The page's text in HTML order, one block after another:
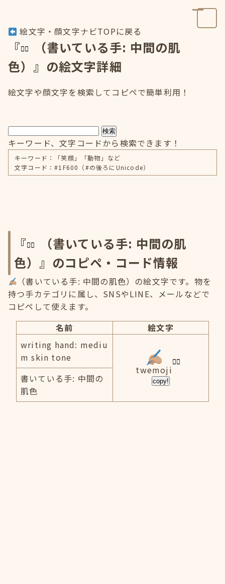
絵文字・顔文字ナビTOPに戻る
『
（書いている手: 中間の肌
色）』の絵文字詳細
絵文字や顔文字を検索してコピペで簡単利用！
検索
キーワード、文字コードから検索できます！
キーワード：「笑顔」「動物」など
文字コード：#1F600（#の後ろにUnicode）
『
（書いている手: 中間の肌
色）』のコピペ・コード情報
（書いている手: 中間の肌色）の絵文字です。物を
持つ手カテゴリに属し、SNSやLINE、メールなどで
コピペして使えます。
名前
絵文字
writing hand: mediu
m skin tone
twemoji
copy!
書いている手: 中間の
肌色